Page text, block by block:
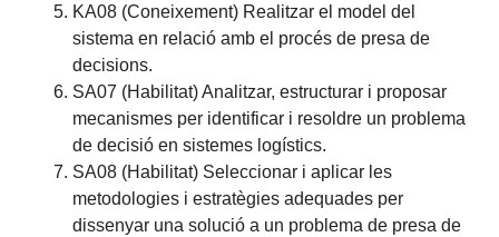
KA08 (Coneixement) Realitzar el model del
sistema en relació amb el procés de presa de
decisions.
SA07 (Habilitat) Analitzar, estructurar i proposar
mecanismes per identificar i resoldre un problema
de decisió en sistemes logístics.
SA08 (Habilitat) Seleccionar i aplicar les
metodologies i estratègies adequades per
dissenyar una solució a un problema de presa de